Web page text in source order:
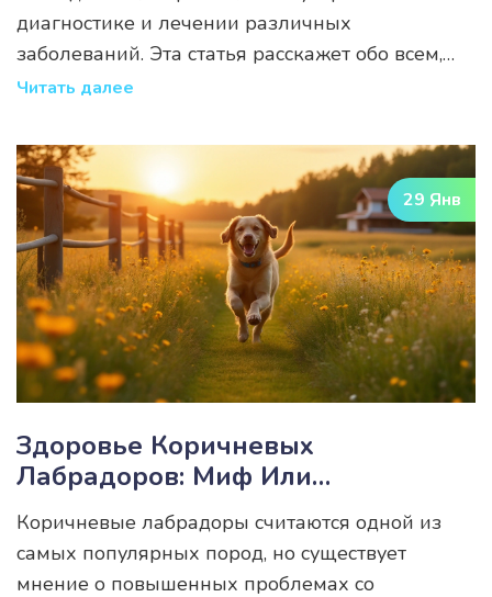
диагностике и лечении различных
заболеваний. Эта статья расскажет обо всем,
что стоит знать о типах анализов, проводимых
исследования помогают врачам устанавливать
диагнозы, а также предоставим несколько
советов о взаимодействии с лабораторией.
Узнайте, какие лабораторные тесты наиболее
популярны и как подготовиться к их сдаче.
Читать далее
29 Янв
Здоровье Коричневых
Лабрадоров: Миф Или
Реальность?
Коричневые лабрадоры считаются одной из
самых популярных пород, но существует
мнение о повышенных проблемах со